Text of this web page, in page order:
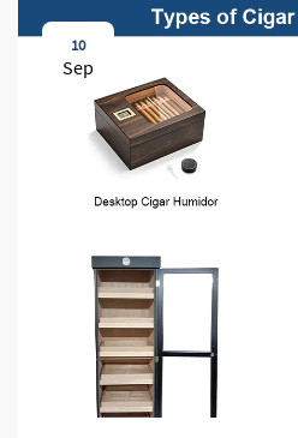
10
Sep